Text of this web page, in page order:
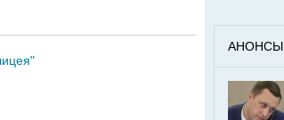
АНОНСЫ